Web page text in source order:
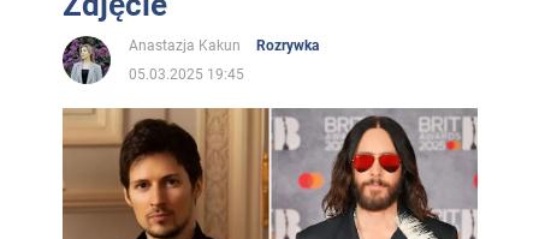
Anastazja Kakun
Rozrywka
05.03.2025 19:45